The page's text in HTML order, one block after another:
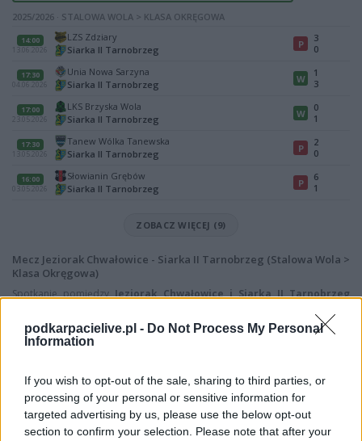
podkarpacielive.pl - Do Not Process My Personal
Information
If you wish to opt-out of the sale, sharing to third parties, or
processing of your personal or sensitive information for
targeted advertising by us, please use the below opt-out
section to confirm your selection. Please note that after your
2025/2026 · STALOWA WOLA > KLASA OKRĘGOWA
14:00
13.06.2026
LZS Zdziary
Siarka II Tarnobrzeg
P
3
0
17:30
04.06.2026
Unia Nowa Sarzyna
Siarka II Tarnobrzeg
W
1
3
17:00
23.05.2026
LKS Brzyska Wola
Siarka II Tarnobrzeg
W
0
1
17:30
13.05.2026
Tanew Wólka Tanewska
Siarka II Tarnobrzeg
P
2
0
16:00
03.05.2026
Słowianin Grębów
Siarka II Tarnobrzeg
P
6
1
ZOBACZ WIĘCEJ (9)
Mecz Jeziorak Chwałowice - Siarka II Tarnobrzeg (Stalowa Wola >
Klasa Okręgowa)
Spotkanie pomiędzyJeziorak Chwałowice i Siarka II Tarnobrzeg
- Klasa O Stalowa Wola).
Na stroniePodkarpacieLive.pl
spotkania . To kompletne źródło danych dla kibiców i pasjonatów
lokalnej piłki nożnej. Jeżeli aktualnie nie widzisz tutaj danych z pewnością
pracujemy nad tym żeby je uzupełnić.
Wynik meczu Jeziorak Chwałowice vs Siarka II Tarnobrzeg